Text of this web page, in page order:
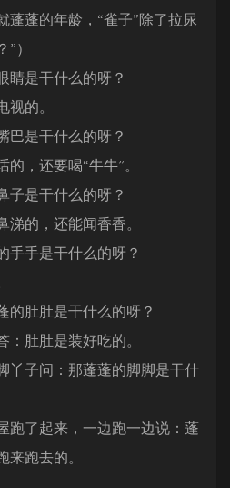
蓬蓬的年龄，“雀子”除了拉尿
）
是干什么的呀？
的。
是干什么的呀？
，还要喝“牛牛”。
是干什么的呀？
的，还能闻香香。
手是干什么的呀？
肚肚是干什么的呀？
肚肚是装好吃的。
子问：那蓬蓬的脚脚是干什
了起来，一边跑一边说：蓬
跑去的。